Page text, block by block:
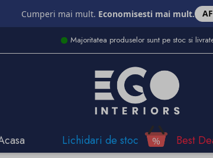
Cumperi mai mult. Economisesti mai mult.
Majoritatea produselor sunt pe stoc si
Lichidari de stoc Best